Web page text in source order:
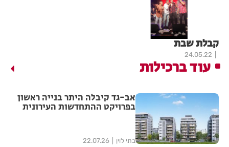
קבלת שבת
24.05.22
עוד ברכילות
אב-גד קיבלה היתר בנייה ראשון
בפרויקט ההתחדשות העירונית
בתי לוין 22.07.26